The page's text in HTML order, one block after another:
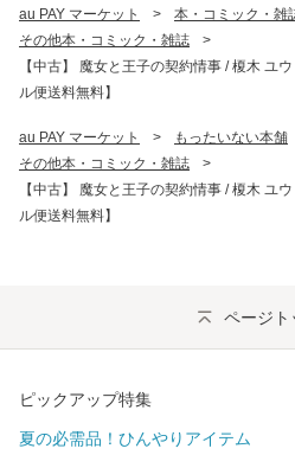
au PAY マーケット > 本・コミック・雑
その他本・コミック・雑誌
>
【中古】 魔女と王子の契約情事 / 榎木 ユ
ル便送料無料】
au PAY マーケット > もったいない本舗
その他本・コミック・雑誌
>
【中古】 魔女と王子の契約情事 / 榎木 ユ
ル便送料無料】
ページト
ピックアップ特集
夏の必需品！ひんやりアイテム